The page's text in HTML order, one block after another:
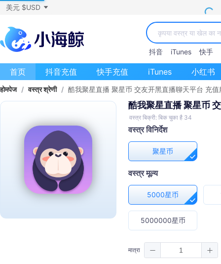
美元 $USD
抖音 iTunes 快手
首页 抖音充值 快手充值 iTunes 小红书
होमपेज / वस्त्र श्रेणी / 酷我聚星直播 聚星币 交友开黑直播聊天平台 充值
酷我聚星直播 聚星币
वस्त्र बिक्री: बिक चुका है 34
वस्त्र विनिर्देश
聚星币
वस्त्र मूल्य
5000星币
5000000星币
मात्रा